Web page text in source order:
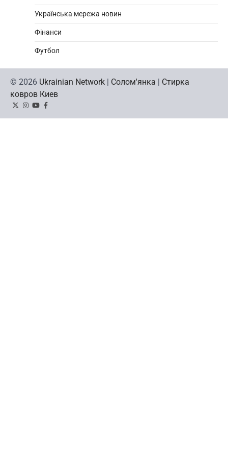
Українська мережа новин
Фінанси
Футбол
© 2026 Ukrainian Network | Солом'янка | Стирка
ковров Киев
TwitterInstagram
YouTubeFacebook